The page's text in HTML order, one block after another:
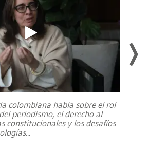
colombiana habla sobre el rol
periodismo, el derecho al
constitucionales y los desafíos
...